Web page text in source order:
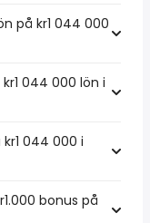
på kr1 044 000
044 000 lön i
044 000 i
bonus på